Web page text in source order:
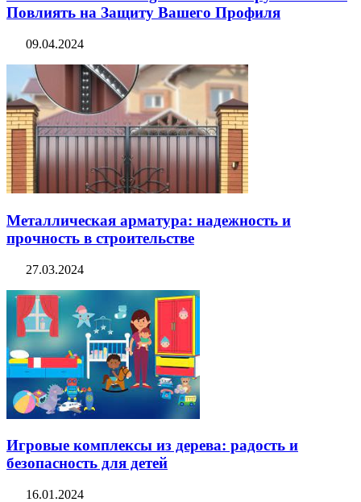
Повлиять на Защиту Вашего Профиля
09.04.2024
Металлическая арматура: надежность и
прочность в строительстве
27.03.2024
Игровые комплексы из дерева: радость и
безопасность для детей
16.01.2024